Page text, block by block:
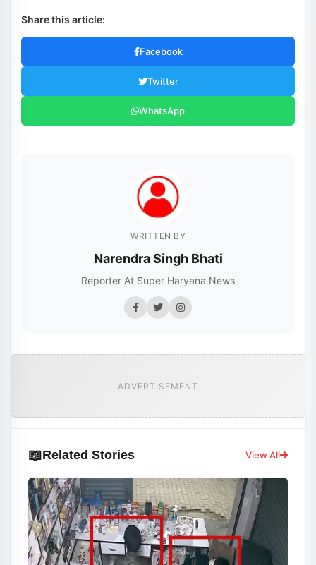
Share this article:
Facebook
Twitter
WhatsApp
WRITTEN BY
Narendra Singh Bhati
Reporter At Super Haryana News
ADVERTISEMENT
📖Related Stories View All